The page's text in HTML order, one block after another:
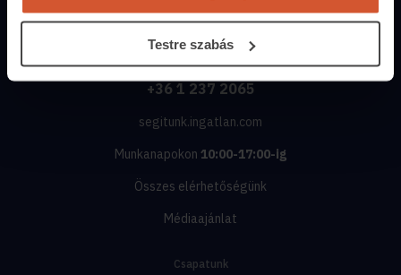
Testre szabás
Lehetőségek közvetítőknek
Kapcsolat
+36 1 237 2065
segitunk.ingatlan.com
Munkanapokon 10:00-17:00-ig
Összes elérhetőségünk
Médiaajánlat
Csapatunk